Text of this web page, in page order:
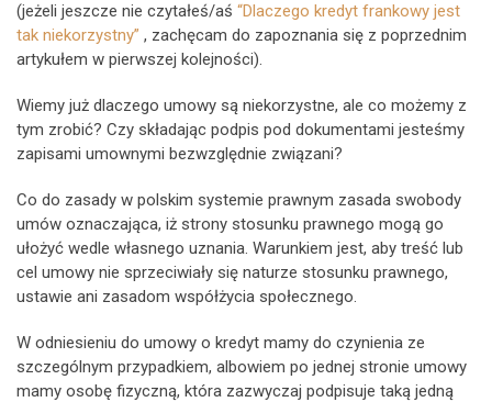
(jeżeli jeszcze nie czytałeś/aś “Dlaczego kredyt frankowy jest
tak niekorzystny” , zachęcam do zapoznania się z poprzednim
artykułem w pierwszej kolejności).
Wiemy już dlaczego umowy są niekorzystne, ale co możemy z
tym zrobić? Czy składając podpis pod dokumentami jesteśmy
zapisami umownymi bezwzględnie związani?
Co do zasady w polskim systemie prawnym zasada swobody
umów oznaczająca, iż strony stosunku prawnego mogą go
ułożyć wedle własnego uznania. Warunkiem jest, aby treść lub
cel umowy nie sprzeciwiały się naturze stosunku prawnego,
ustawie ani zasadom współżycia społecznego.
W odniesieniu do umowy o kredyt mamy do czynienia ze
szczególnym przypadkiem, albowiem po jednej stronie umowy
mamy osobę fizyczną, która zazwyczaj podpisuje taką jedną